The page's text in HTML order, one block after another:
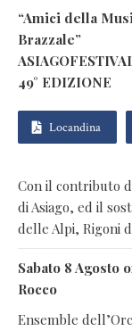
“Amici della
Brazzale”
49° EDIZIONE
Locandina
Con il contributo
di Asiago, ed il
delle Alpi, Rigoni
Sabato 8 Agosto
Rocco
Ensemble